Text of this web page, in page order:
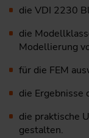
die VDI 2230
die
Modellierung
für die FEM
die Ergebnisse
die praktische
gestalten.